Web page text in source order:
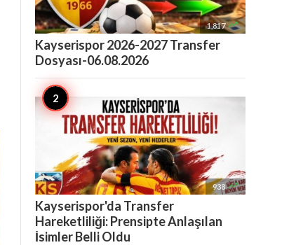
1,817 
Kayserispor 2026-2027 Transfer
Dosyası-06.08.2026
938 
Kayserispor'da Transfer
Hareketliliği: Prensipte Anlaşılan
İsimler Belli Oldu